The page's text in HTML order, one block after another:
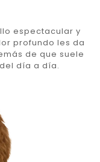
espectacular y
profundo les da
de que suele
día a día.